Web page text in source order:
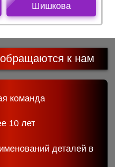
Шишкова
к нам
команда
10 лет
деталей в